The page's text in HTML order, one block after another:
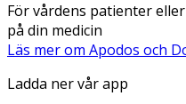
För vårdens patienter
på din medicin
Läs mer om Apodos och
Ladda ner vår app